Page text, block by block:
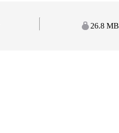
26.8 MB